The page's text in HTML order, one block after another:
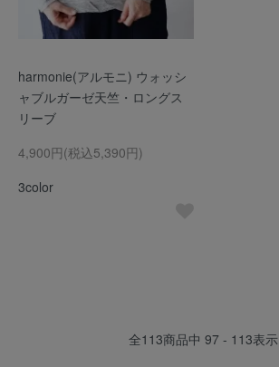
harmonie(アルモニ) ウォッシ
ャブルガーゼ天竺・ロングス
リーブ
4,900円(税込5,390円)
3color
全113商品中 97 - 113表示